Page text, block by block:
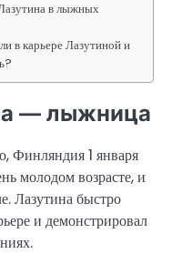
в лыжных
в карьере Лазутиной и
— лыжница
Финляндия 1 января
молодом возрасте, и
Лазутина быстро
и демонстрировал